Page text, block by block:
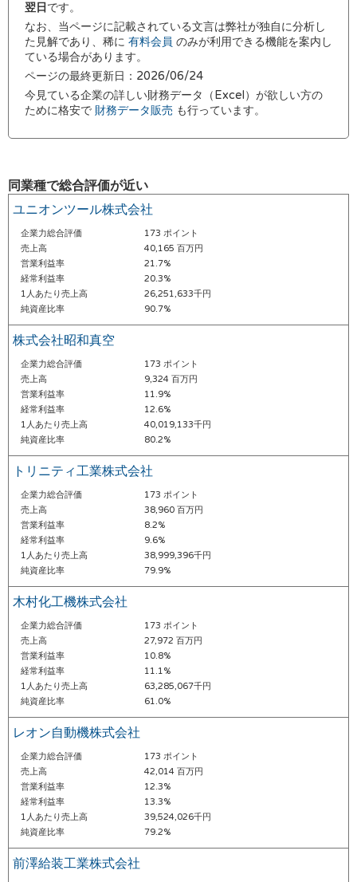
翌日 です。
なお、当ページに記載されている文言は弊社が独自に分析し
た見解であり、稀に 有料会員 のみが利用できる機能を案内し
ている場合があります。
ページの最終更新日：2026/06/24
今見ている企業の詳しい財務データ（Excel）が欲しい方の
ために格安で 財務データ販売 も行っています。
同業種で総合評価が近い
ユニオンツール株式会社
企業力総合評価
173 ポイント
売上高
40,165 百万円
営業利益率
21.7%
経常利益率
20.3%
1人あたり売上高
26,251,633千円
純資産比率
90.7%
株式会社昭和真空
企業力総合評価
173 ポイント
売上高
9,324 百万円
営業利益率
11.9%
経常利益率
12.6%
1人あたり売上高
40,019,133千円
純資産比率
80.2%
トリニティ工業株式会社
企業力総合評価
173 ポイント
売上高
38,960 百万円
営業利益率
8.2%
経常利益率
9.6%
1人あたり売上高
38,999,396千円
純資産比率
79.9%
木村化工機株式会社
企業力総合評価
173 ポイント
売上高
27,972 百万円
営業利益率
10.8%
経常利益率
11.1%
1人あたり売上高
63,285,067千円
純資産比率
61.0%
レオン自動機株式会社
企業力総合評価
173 ポイント
売上高
42,014 百万円
営業利益率
12.3%
経常利益率
13.3%
1人あたり売上高
39,524,026千円
純資産比率
79.2%
前澤給装工業株式会社